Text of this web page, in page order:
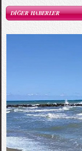
DİĞER HABERLER